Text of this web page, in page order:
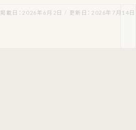
掲載日：2026年6月2日 / 更新日：2026年7月14日